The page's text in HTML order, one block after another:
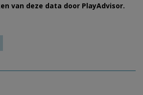
van deze data door PlayAdvisor.